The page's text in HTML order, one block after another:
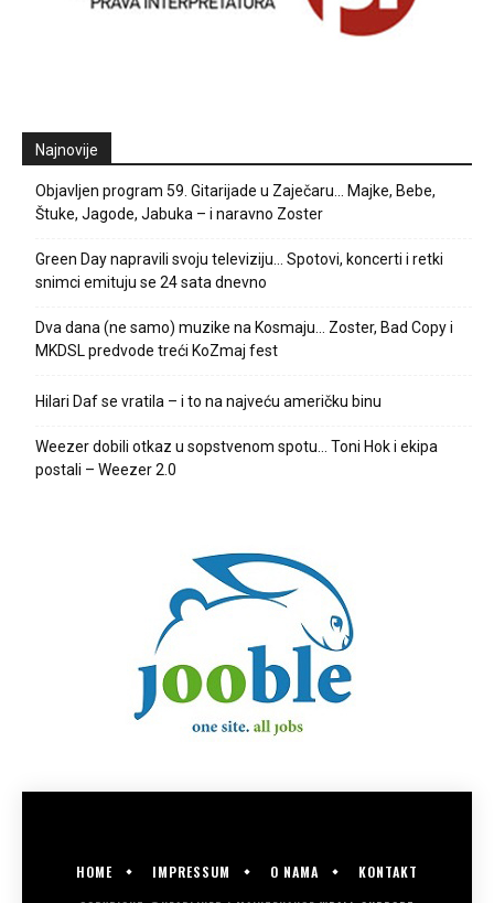
Najnovije
Objavljen program 59. Gitarijade u Zaječaru… Majke, Bebe,
Štuke, Jagode, Jabuka – i naravno Zoster
Green Day napravili svoju televiziju… Spotovi, koncerti i retki
snimci emituju se 24 sata dnevno
Dva dana (ne samo) muzike na Kosmaju… Zoster, Bad Copy i
MKDSL predvode treći KoZmaj fest
Hilari Daf se vratila – i to na najveću američku binu
Weezer dobili otkaz u sopstvenom spotu… Toni Hok i ekipa
postali – Weezer 2.0
HOME IMPRESSUM O NAMA KONTAKT